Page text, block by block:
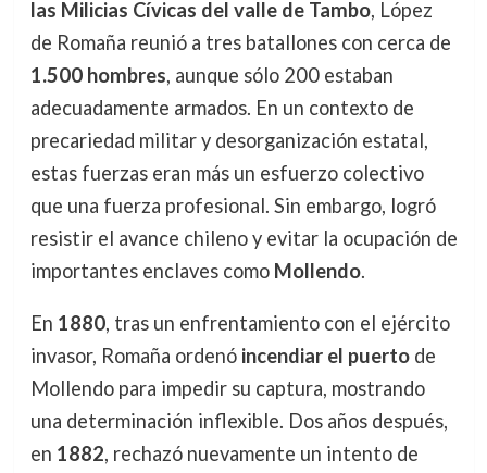
las Milicias Cívicas del valle de Tambo, López
de Romaña reunió a tres batallones con cerca de
1.500 hombres, aunque sólo 200 estaban
adecuadamente armados. En un contexto de
precariedad militar y desorganización estatal,
estas fuerzas eran más un esfuerzo colectivo
que una fuerza profesional. Sin embargo, logró
resistir el avance chileno y evitar la ocupación de
importantes enclaves como Mollendo.
En 1880, tras un enfrentamiento con el ejército
invasor, Romaña ordenó incendiar el puertode
Mollendo para impedir su captura, mostrando
una determinación inflexible. Dos años después,
en 1882, rechazó nuevamente un intento de